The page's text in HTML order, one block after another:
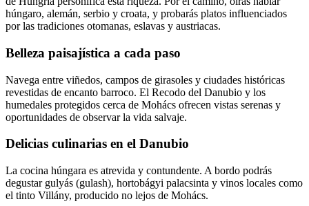
húngaro, alemán, serbio y croata, y probarás platos influenciados
por las tradiciones otomanas, eslavas y austriacas.
Belleza paisajística a cada paso
Navega entre viñedos, campos de girasoles y ciudades históricas
revestidas de encanto barroco. El Recodo del Danubio y los
humedales protegidos cerca de Mohács ofrecen vistas serenas y
oportunidades de observar la vida salvaje.
Delicias culinarias en el Danubio
La cocina húngara es atrevida y contundente. A bordo podrás
degustar gulyás (gulash), hortobágyi palacsinta y vinos locales como
el tinto Villány, producido no lejos de Mohács.